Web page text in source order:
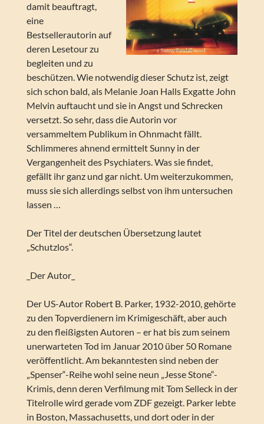
damit beauftragt,
eine
Bestsellerautorin auf
deren Lesetour zu
begleiten und zu
beschützen. Wie notwendig dieser Schutz ist, zeigt
sich schon bald, als Melanie Joan Halls Exgatte John
Melvin auftaucht und sie in Angst und Schrecken
versetzt. So sehr, dass die Autorin vor
versammeltem Publikum in Ohnmacht fällt.
Schlimmeres ahnend ermittelt Sunny in der
Vergangenheit des Psychiaters. Was sie findet,
gefällt ihr ganz und gar nicht. Um weiterzukommen,
muss sie sich allerdings selbst von ihm untersuchen
lassen …
Der Titel der deutschen Übersetzung lautet
„Schutzlos“.
_Der Autor_
Der US-Autor Robert B. Parker, 1932-2010, gehörte
zu den Topverdienern im Krimigeschäft, aber auch
zu den fleißigsten Autoren – er hat bis zum seinem
unerwarteten Tod im Januar 2010 über 50 Romane
veröffentlicht. Am bekanntesten sind neben der
„Spenser“-Reihe wohl seine neun „Jesse Stone“-
Krimis, denn deren Verfilmung mit Tom Selleck in der
Titelrolle wird gerade vom ZDF gezeigt. Parker lebte
in Boston, Massachusetts, und dort oder in der